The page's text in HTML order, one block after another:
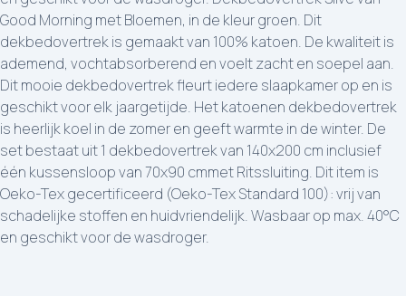
Good Morning met Bloemen, in de kleur groen. Dit
dekbedovertrek is gemaakt van 100% katoen. De kwaliteit is
ademend, vochtabsorberend en voelt zacht en soepel aan.
Dit mooie dekbedovertrek fleurt iedere slaapkamer op en is
geschikt voor elk jaargetijde. Het katoenen dekbedovertrek
is heerlijk koel in de zomer en geeft warmte in de winter. De
set bestaat uit 1 dekbedovertrek van 140x200 cm inclusief
één kussensloop van 70x90 cmmet Ritssluiting. Dit item is
Oeko-Tex gecertificeerd (Oeko-Tex Standard 100): vrij van
schadelijke stoffen en huidvriendelijk. Wasbaar op max. 40°C
en geschikt voor de wasdroger.